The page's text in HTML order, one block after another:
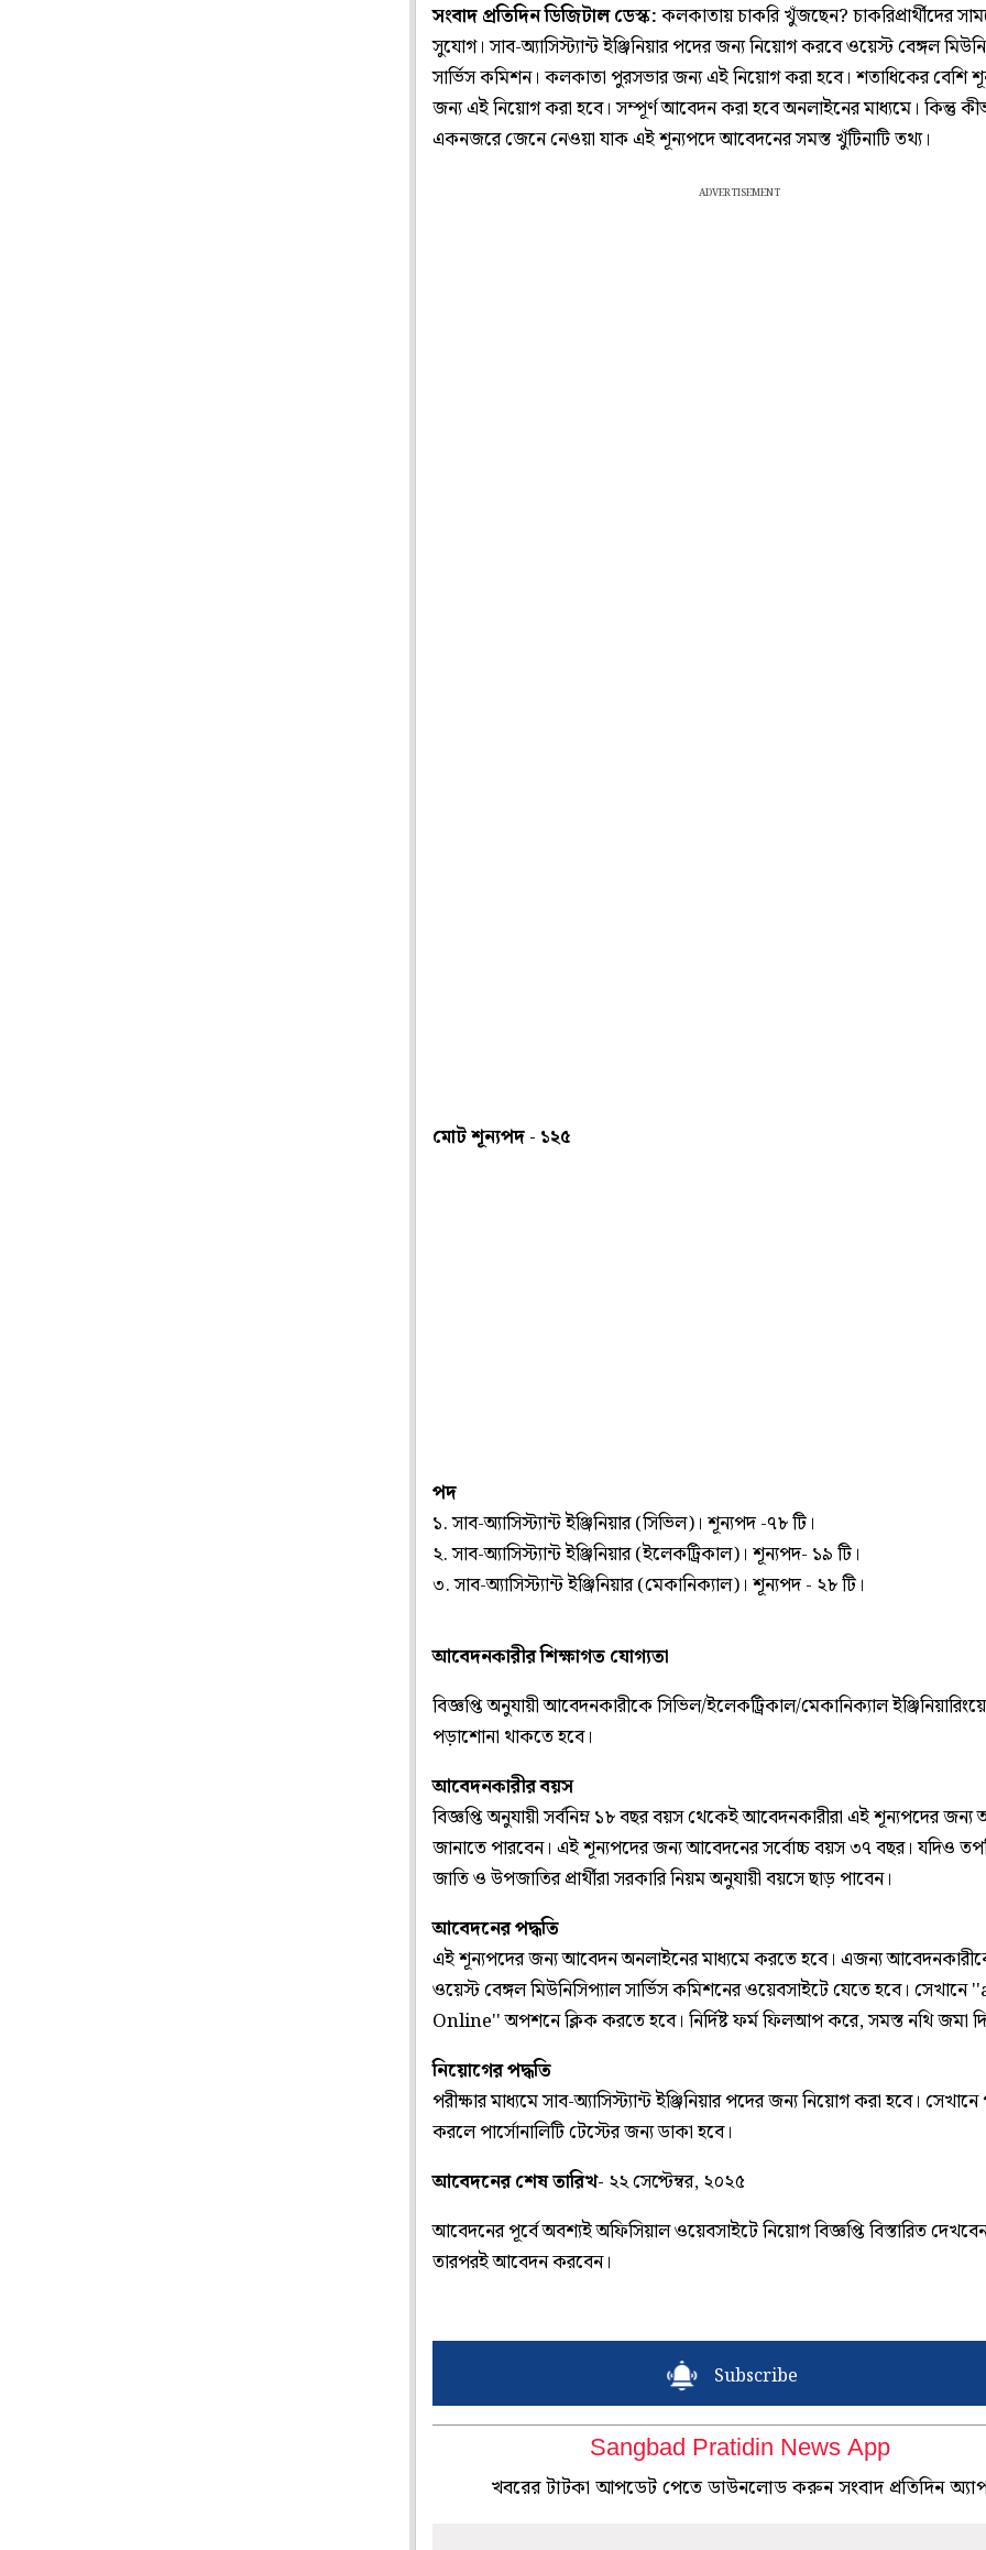
সংবাদ প্রতিদিন ডিজিটাল ডেস্ক:কলকাতায় চাকরি খুঁজছেন? চাকরিপ্রার্থীদের
সুযোগ। সাব-অ্যাসিস্ট্যান্ট ইঞ্জিনিয়ার পদের জন্য নিয়োগ করবে ওয়েস্ট বেঙ্গল
সার্ভিস কমিশন। কলকাতা পুরসভার জন্য এই নিয়োগ করা হবে। শতাধিকের বেশি
জন্য এই নিয়োগ করা হবে। সম্পূর্ণ আবেদন করা হবে অনলাইনের মাধ্যমে। কিন্তু
একনজরে জেনে নেওয়া যাক এই শূন্যপদে আবেদনের সমস্ত খুঁটিনাটি তথ্য।
ADVERTISEMENT
মোট শূন্যপদ - ১২৫
পদ
১. সাব-অ্যাসিস্ট্যান্ট ইঞ্জিনিয়ার (সিভিল)। শূন্যপদ -৭৮ টি।
২. সাব-অ্যাসিস্ট্যান্ট ইঞ্জিনিয়ার (ইলেকট্রিকাল)। শূন্যপদ- ১৯ টি।
৩. সাব-অ্যাসিস্ট্যান্ট ইঞ্জিনিয়ার (মেকানিক্যাল)। শূন্যপদ - ২৮ টি।
আবেদনকারীর শিক্ষাগত যোগ্যতা
বিজ্ঞপ্তি অনুযায়ী আবেদনকারীকে সিভিল/ইলেকট্রিকাল/মেকানিক্যাল ইঞ্জিনিয়ারিংয়ে
পড়াশোনা থাকতে হবে।
আবেদনকারীর বয়স
বিজ্ঞপ্তি অনুযায়ী সর্বনিম্ন ১৮ বছর বয়স থেকেই আবেদনকারীরা এই শূন্যপদের
জানাতে পারবেন। এই শূন্যপদের জন্য আবেদনের সর্বোচ্চ বয়স ৩৭ বছর। যদিও
জাতি ও উপজাতির প্রার্থীরা সরকারি নিয়ম অনুযায়ী বয়সে ছাড় পাবেন।
আবেদনের পদ্ধতি
এই শূন্যপদের জন্য আবেদন অনলাইনের মাধ্যমে করতে হবে। এজন্য
ওয়েস্ট বেঙ্গল মিউনিসিপ্যাল সার্ভিস কমিশনের ওয়েবসাইটে যেতে হবে।
Online'' অপশনে ক্লিক করতে হবে। নির্দিষ্ট ফর্ম ফিলআপ করে, সমস্ত নথি জমা
নিয়োগের পদ্ধতি
পরীক্ষার মাধ্যমে সাব-অ্যাসিস্ট্যান্ট ইঞ্জিনিয়ার পদের জন্য নিয়োগ করা হবে।
করলে পার্সোনালিটি টেস্টের জন্য ডাকা হবে।
আবেদনের শেষ তারিখ- ২২ সেপ্টেম্বর, ২০২৫
আবেদনের পূর্বে অবশ্যই অফিসিয়াল ওয়েবসাইটে নিয়োগ বিজ্ঞপ্তি বিস্তারিত
তারপরই আবেদন করবেন।
Subscribe
Sangbad Pratidin News App
খবরের টাটকা আপডেট পেতে ডাউনলোড করুন সংবাদ প্রতিদিন